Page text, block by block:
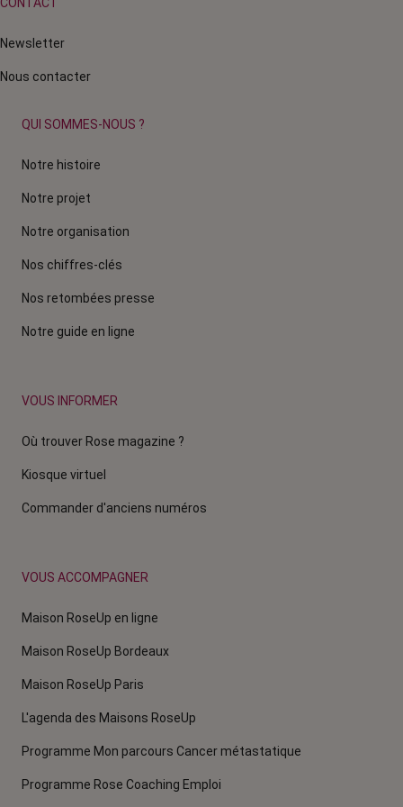
Newsletter
Nous contacter
QUI SOMMES-NOUS ?
Notre histoire
Notre projet
Notre organisation
Nos chiffres-clés
Nos retombées presse
Notre guide en ligne
VOUS INFORMER
Où trouver Rose magazine ?
Kiosque virtuel
Commander d'anciens numéros
VOUS ACCOMPAGNER
Maison RoseUp en ligne
Maison RoseUp Bordeaux
Maison RoseUp Paris
L'agenda des Maisons RoseUp
Programme Mon parcours Cancer métastatique
Programme Rose Coaching Emploi